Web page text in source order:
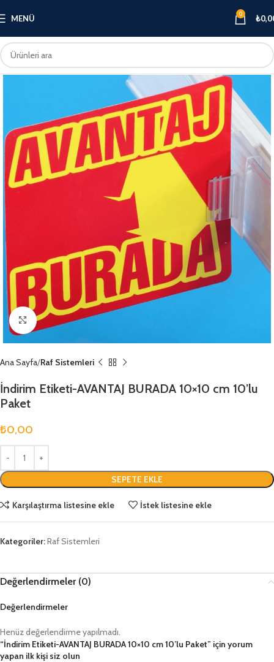
MENÜ 0 ₺
Büyütmek için tıklayın
Ana Sayfa Raf Sistemleri
İndirim Etiketi-AVANTAJ BURADA 10×10 cm 10’lu
Paket
₺0,00
SEPETE EKLE
Karşılaştırma listesine ekle İstek listesine ekle
Kategoriler:Raf Sistemleri
Değerlendirmeler (0)
Değerlendirmeler
Henüz değerlendirme yapılmadı.
“İndirim Etiketi-AVANTAJ BURADA 10×10 cm 10’lu Paket” için yorum
yapan ilk kişi siz olun